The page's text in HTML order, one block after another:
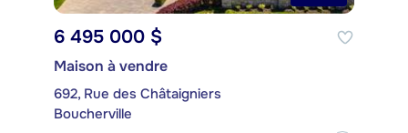
6 495 000 $
Maison à vendre
692, Rue des Châtaigniers
Boucherville